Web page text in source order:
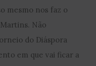
mesmo nos faz o
Não
do Diáspora
em que vai ficar a